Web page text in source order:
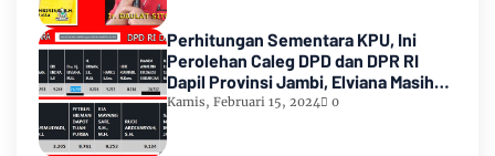
Perhitungan Sementara KPU, Ini
Perolehan Caleg DPD dan DPR RI
Dapil Provinsi Jambi, Elviana Masih
Urutan Kedua Teratas
Kamis, Februari 15, 2024 0